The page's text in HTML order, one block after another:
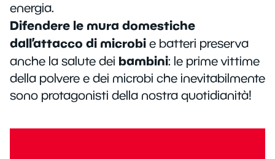
energia.
Difendere le mura domestiche
dall’attacco di microbi e batteri preserva
anche la salute dei bambini: le prime vittime
della polvere e dei microbi che inevitabilmente
sono protagonisti della nostra quotidianità!